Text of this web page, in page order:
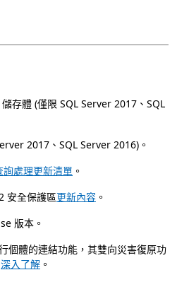
存體 (僅限 SQL Server 2017、SQL
2017、SQL Server 2016)。
詢處理更新清單 。
安全保護區更新內容 。
版本。
個體的連結功能，其雙向災害復原功
深入了解 。